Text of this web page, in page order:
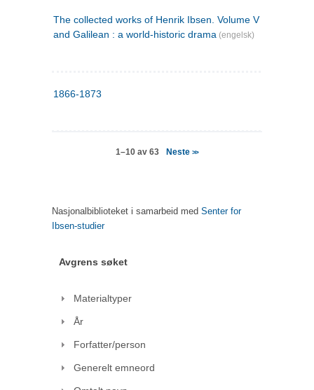
The collected works of Henrik Ibsen. Volume V : Emperor
and Galilean : a world-historic drama (engelsk)
1866-1873
1–10 av 63 Neste>>
Nasjonalbiblioteket i samarbeid med Senter for
Ibsen-studier
Avgrens søket
Materialtyper
År
Forfatter/person
Generelt emneord